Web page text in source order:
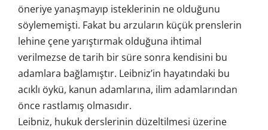
öneriye yanaşmayıp isteklerinin ne olduğunu
söylememişti. Fakat bu arzuların küçük prenslerin
lehine çene yarıştırmak olduğuna ihtimal
verilmezse de tarih bir süre sonra kendisini bu
adamlara bağlamıştır. Leibniz’in hayatındaki bu
acıklı öykü, kanun adamlarına, ilim adamlarından
önce rastlamış olmasıdır.
Leibniz, hukuk derslerinin düzeltilmesi üzerine